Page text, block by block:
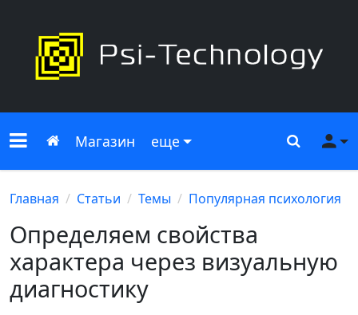
Меню сайта
Главная
Магазин еще Поиск
Главная Статьи Темы Популярная психология
Определяем свойства
характера через визуальную
диагностику